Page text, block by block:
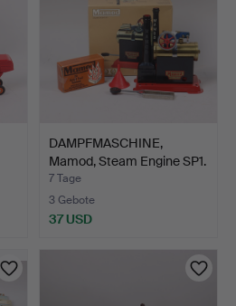
DAMPFMASCHINE,
Mamod, Steam Engine SP1.
7 Tage
3 Gebote
37 USD